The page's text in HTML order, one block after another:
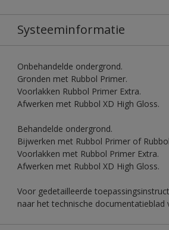
Systeeminformatie
Onbehandelde ondergrond.
Gronden met Rubbol Primer.
Voorlakken Rubbol Primer Extra.
Afwerken met Rubbol XD High Gloss.
Behandelde ondergrond.
Bijwerken met Rubbol Primer of
Voorlakken met Rubbol Primer Extra.
Afwerken met Rubbol XD High Gloss.
Voor gedetailleerde
naar het technische documentatieblad